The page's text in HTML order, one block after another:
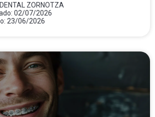
ZORNOTZA
02/07/2026
23/06/2026